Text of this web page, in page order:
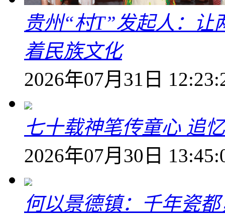
贵州“村T”发起人：让
着民族文化
2026年07月31日
七十载神笔传童心 追
2026年07月30日
何以景德镇：千年瓷